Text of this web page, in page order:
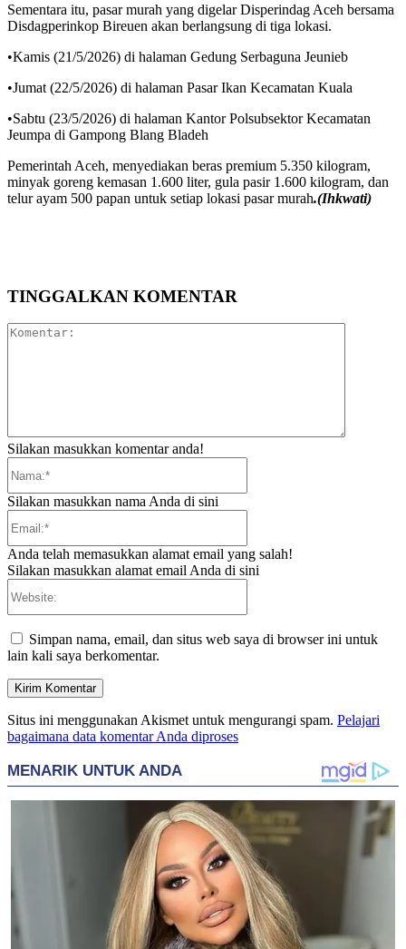
Sementara itu, pasar murah yang digelar Disperindag Aceh bersama
Disdagperinkop Bireuen akan berlangsung di tiga lokasi.
•Kamis (21/5/2026) di halaman Gedung Serbaguna Jeunieb
•Jumat (22/5/2026) di halaman Pasar Ikan Kecamatan Kuala
•Sabtu (23/5/2026) di halaman Kantor Polsubsektor Kecamatan
Jeumpa di Gampong Blang Bladeh
Pemerintah Aceh, menyediakan beras premium 5.350 kilogram,
minyak goreng kemasan 1.600 liter, gula pasir 1.600 kilogram, dan
telur ayam 500 papan untuk setiap lokasi pasar murah.(Ihkwati)
TINGGALKAN KOMENTAR
Silakan masukkan komentar anda!
Silakan masukkan nama Anda di sini
Anda telah memasukkan alamat email yang salah!
Silakan masukkan alamat email Anda di sini
Simpan nama, email, dan situs web saya di browser ini untuk
lain kali saya berkomentar.
Situs ini menggunakan Akismet untuk mengurangi spam. Pelajari
bagaimana data komentar Anda diproses